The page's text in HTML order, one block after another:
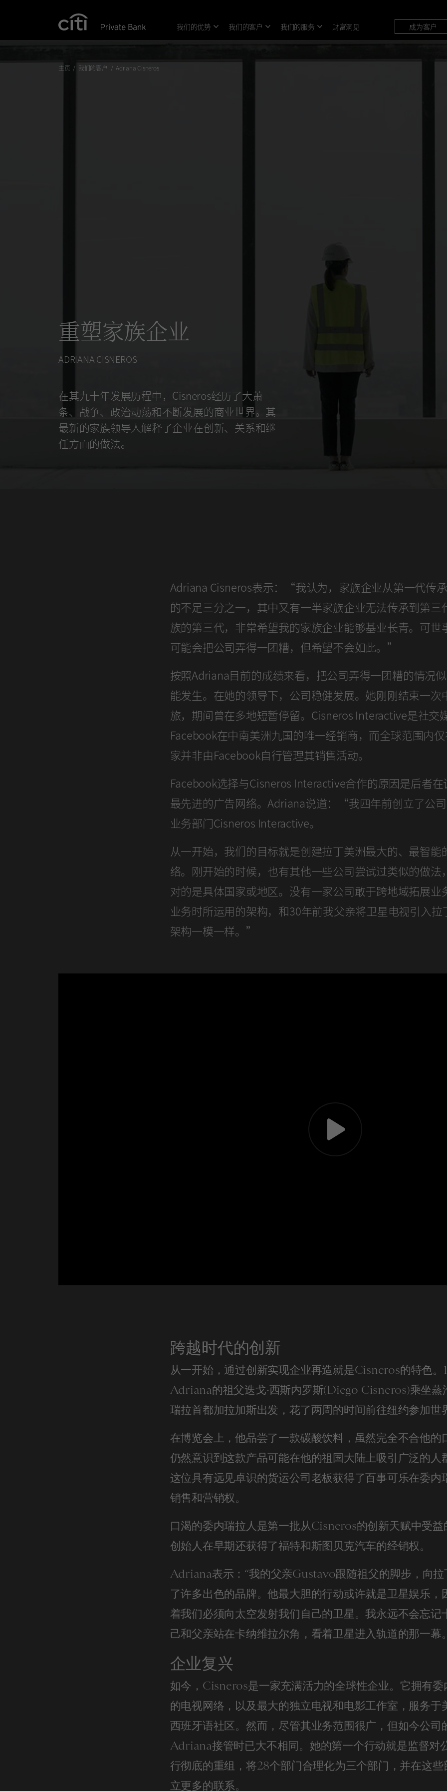
我们的优势 我们的客户 我们的服务 财富洞见 成为客户
主页 我们的客户 Adriana Cisneros
重塑家族企业
ADRIANA CISNEROS
在其九十年发展历程中，Cisneros经历了大萧
条、战争、政治动荡和不断发展的商业世界。其
最新的家族领导人解释了企业在创新、关系和继
任方面的做法。
Adriana Cisneros表示：“我认为，家族企业从第一代传
的不足三分之一，其中又有一半家族企业无法传承到第三
族的第三代，非常希望我的家族企业能够基业长青。可世
可能会把公司弄得一团糟，但希望不会如此。”
按照Adriana目前的成绩来看，把公司弄得一团糟的情况
能发生。在她的领导下，公司稳健发展。她刚刚结束一次
旅，期间曾在多地短暂停留。Cisneros Interactive是社交
Facebook在中南美洲九国的唯一经销商，而全球范围内
家并非由Facebook自行管理其销售活动。
Facebook选择与Cisneros Interactive合作的原因是后者
最先进的广告网络。Adriana说道：“我四年前创立了公
业务部门Cisneros Interactive。
从一开始，我们的目标就是创建拉丁美洲最大的、最智能
络。刚开始的时候，也有其他一些公司尝试过类似的做法
对的是具体国家或地区。没有一家公司敢于跨地域拓展业
业务时所运用的架构，和30年前我父亲将卫星电视引入拉
架构一模一样。”
跨越时代的创新
从一开始，通过创新实现企业再造就是Cisneros的特色。
Adriana的祖父迭戈·西斯内罗斯(Diego Cisneros)乘坐蒸
瑞拉首都加拉加斯出发，花了两周的时间前往纽约参加世
在博览会上，他品尝了一款碳酸饮料，虽然完全不合他的
仍然意识到这款产品可能在他的祖国大陆上吸引广泛的人
这位具有远见卓识的货运公司老板获得了百事可乐在委内
销售和营销权。
口渴的委内瑞拉人是第一批从Cisneros的创新天赋中受益
创始人在早期还获得了福特和斯图贝克汽车的经销权。
Adriana表示：“我的父亲Gustavo跟随祖父的脚步，向拉
了许多出色的品牌。他最大胆的行动或许就是卫星娱乐，
着我们必须向太空发射我们自己的卫星。我永远不会忘记
己和父亲站在卡纳维拉尔角，看着卫星进入轨道的那一幕
企业复兴
如今，Cisneros是一家充满活力的全球性企业。它拥有委
的电视网络，以及最大的独立电视和电影工作室，服务于
西班牙语社区。然而，尽管其业务范围很广，但如今公司
Adriana接管时已大不相同。她的第一个行动就是监督对
行彻底的重组，将28个部门合理化为三个部门，并在这些
立更多的联系。